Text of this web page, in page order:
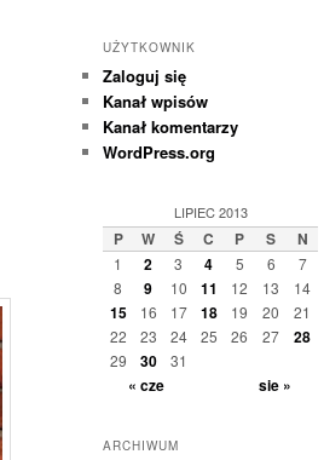
UŻYTKOWNIK
Zaloguj się
Kanał wpisów
Kanał komentarzy
WordPress.org
LIPIEC 2013
P W Ś C P S N
1 2 3 4 5 6
7
8
9 10 11 12 13 14
15 16 17 18 19 20
21
22
23 24 25 26 27 28
29 30 31
« cze sie »
ARCHIWUM